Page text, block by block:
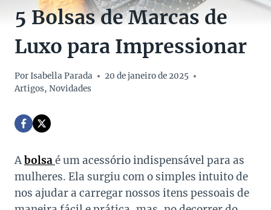
5 Bolsas de Marcas de
Luxo para Impressionar
PorIsabella Parada
20 de janeiro de 2025
Artigos, Novidades
Abolsaé um acessório indispensável para as
mulheres. Ela surgiu com o simples intuito de
nos ajudar a carregar nossos itens pessoais de